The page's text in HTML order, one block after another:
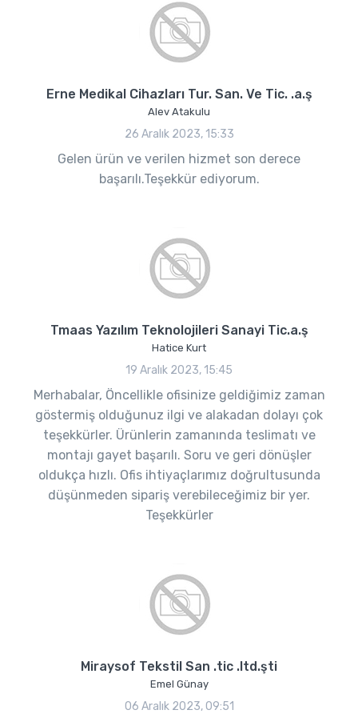
Erne Medikal Cihazları Tur. San. Ve Tic. .a.ş
Alev Atakulu
26 Aralık 2023, 15:33
Gelen ürün ve verilen hizmet son derece
başarılı.Teşekkür ediyorum.
Tmaas Yazılım Teknolojileri Sanayi Tic.a.ş
Hatice Kurt
19 Aralık 2023, 15:45
Merhabalar, Öncellikle ofisinize geldiğimiz zaman
göstermiş olduğunuz ilgi ve alakadan dolayı çok
teşekkürler. Ürünlerin zamanında teslimatı ve
montajı gayet başarılı. Soru ve geri dönüşler
oldukça hızlı. Ofis ihtiyaçlarımız doğrultusunda
düşünmeden sipariş verebileceğimiz bir yer.
Teşekkürler
Miraysof Tekstil San .tic .ltd.şti
Emel Günay
06 Aralık 2023, 09:51